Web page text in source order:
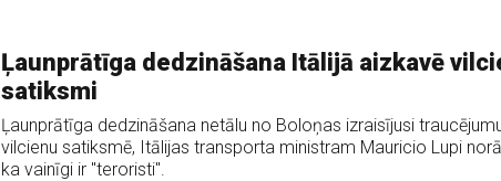
Ļaunprātīga dedzināšana Itālijā aizkavē
satiksmi
Ļaunprātīga dedzināšana netālu no Boloņas izraisījusi
vilcienu satiksmē, Itālijas transporta ministram Mauricio Lupi
ka vainīgi ir "teroristi".